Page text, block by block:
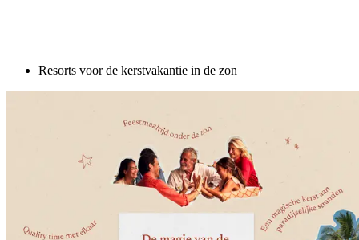
Resorts voor de kerstvakantie in de zon